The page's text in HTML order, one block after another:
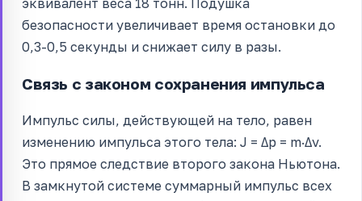
безопасности увеличивает время остановки до
0,3-0,5 секунды и снижает силу в разы.
Связь с законом сохранения импульса
Импульс силы, действующей на тело, равен
изменению импульса этого тела: J = Δp = m·Δv.
Это прямое следствие второго закона Ньютона.
В замкнутой системе суммарный импульс всех